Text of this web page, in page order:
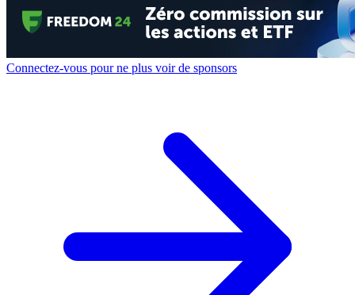
Connectez-vous pour ne plus voir de sponsors